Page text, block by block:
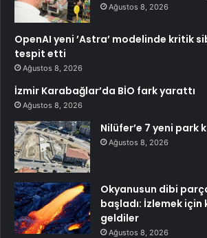
Ağustos 8, 2026
OpenAI yeni ’Astra’ modelinde kritik
tespit etti
Ağustos 8, 2026
İzmir Karabağlar’da BİO fark yarattı
Ağustos 8, 2026
Nilüfer’e 7 yeni park
Ağustos 8, 2026
Okyanusun dibi
başladı: İzlemek için
geldiler
Ağustos 8, 2026